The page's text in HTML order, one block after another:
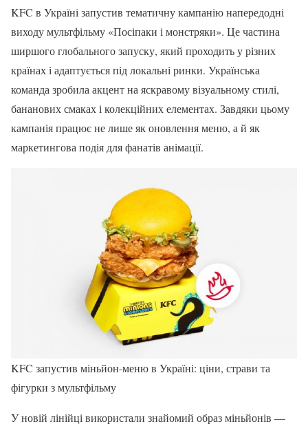
KFC в Україні запустив тематичну кампанію напередодні
виходу мультфільму «Посіпаки і монстряки». Це частина
ширшого глобального запуску, який проходить у різних
країнах і адаптується під локальні ринки. Українська
команда зробила акцент на яскравому візуальному стилі,
бананових смаках і колекційних елементах. Завдяки цьому
кампанія працює не лише як оновлення меню, а й як
маркетингова подія для фанатів анімації.
KFC запустив міньйон-меню в Україні: ціни, страви та
фігурки з мультфільму
У новій лінійці використали знайомий образ міньйонів —